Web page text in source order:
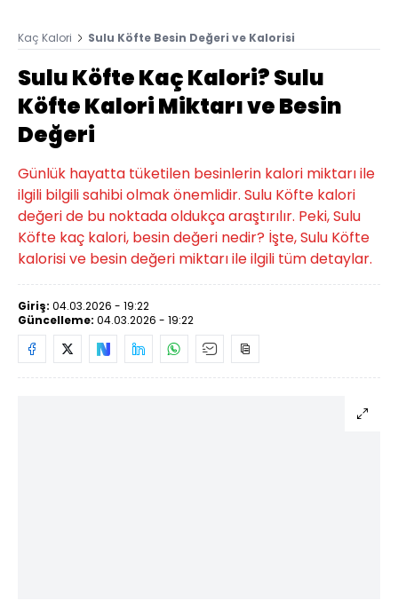
Kaç Kalori Sulu Köfte Besin Değeri ve Kalorisi
Sulu Köfte Kaç Kalori? Sulu
Köfte Kalori Miktarı ve Besin
Değeri
Günlük hayatta tüketilen besinlerin kalori miktarı ile
ilgili bilgili sahibi olmak önemlidir. Sulu Köfte kalori
değeri de bu noktada oldukça araştırılır. Peki, Sulu
Köfte kaç kalori, besin değeri nedir? İşte, Sulu Köfte
kalorisi ve besin değeri miktarı ile ilgili tüm detaylar.
Giriş: 04.03.2026 - 19:22
Güncelleme: 04.03.2026 - 19:22